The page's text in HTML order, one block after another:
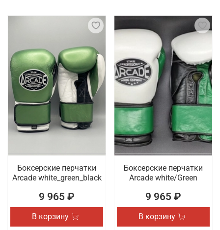
Боксерские перчатки
Arcade white_green_black
9 965 ₽
В корзину
Боксерские перчатки
Arcade white/Green
9 965 ₽
В корзину